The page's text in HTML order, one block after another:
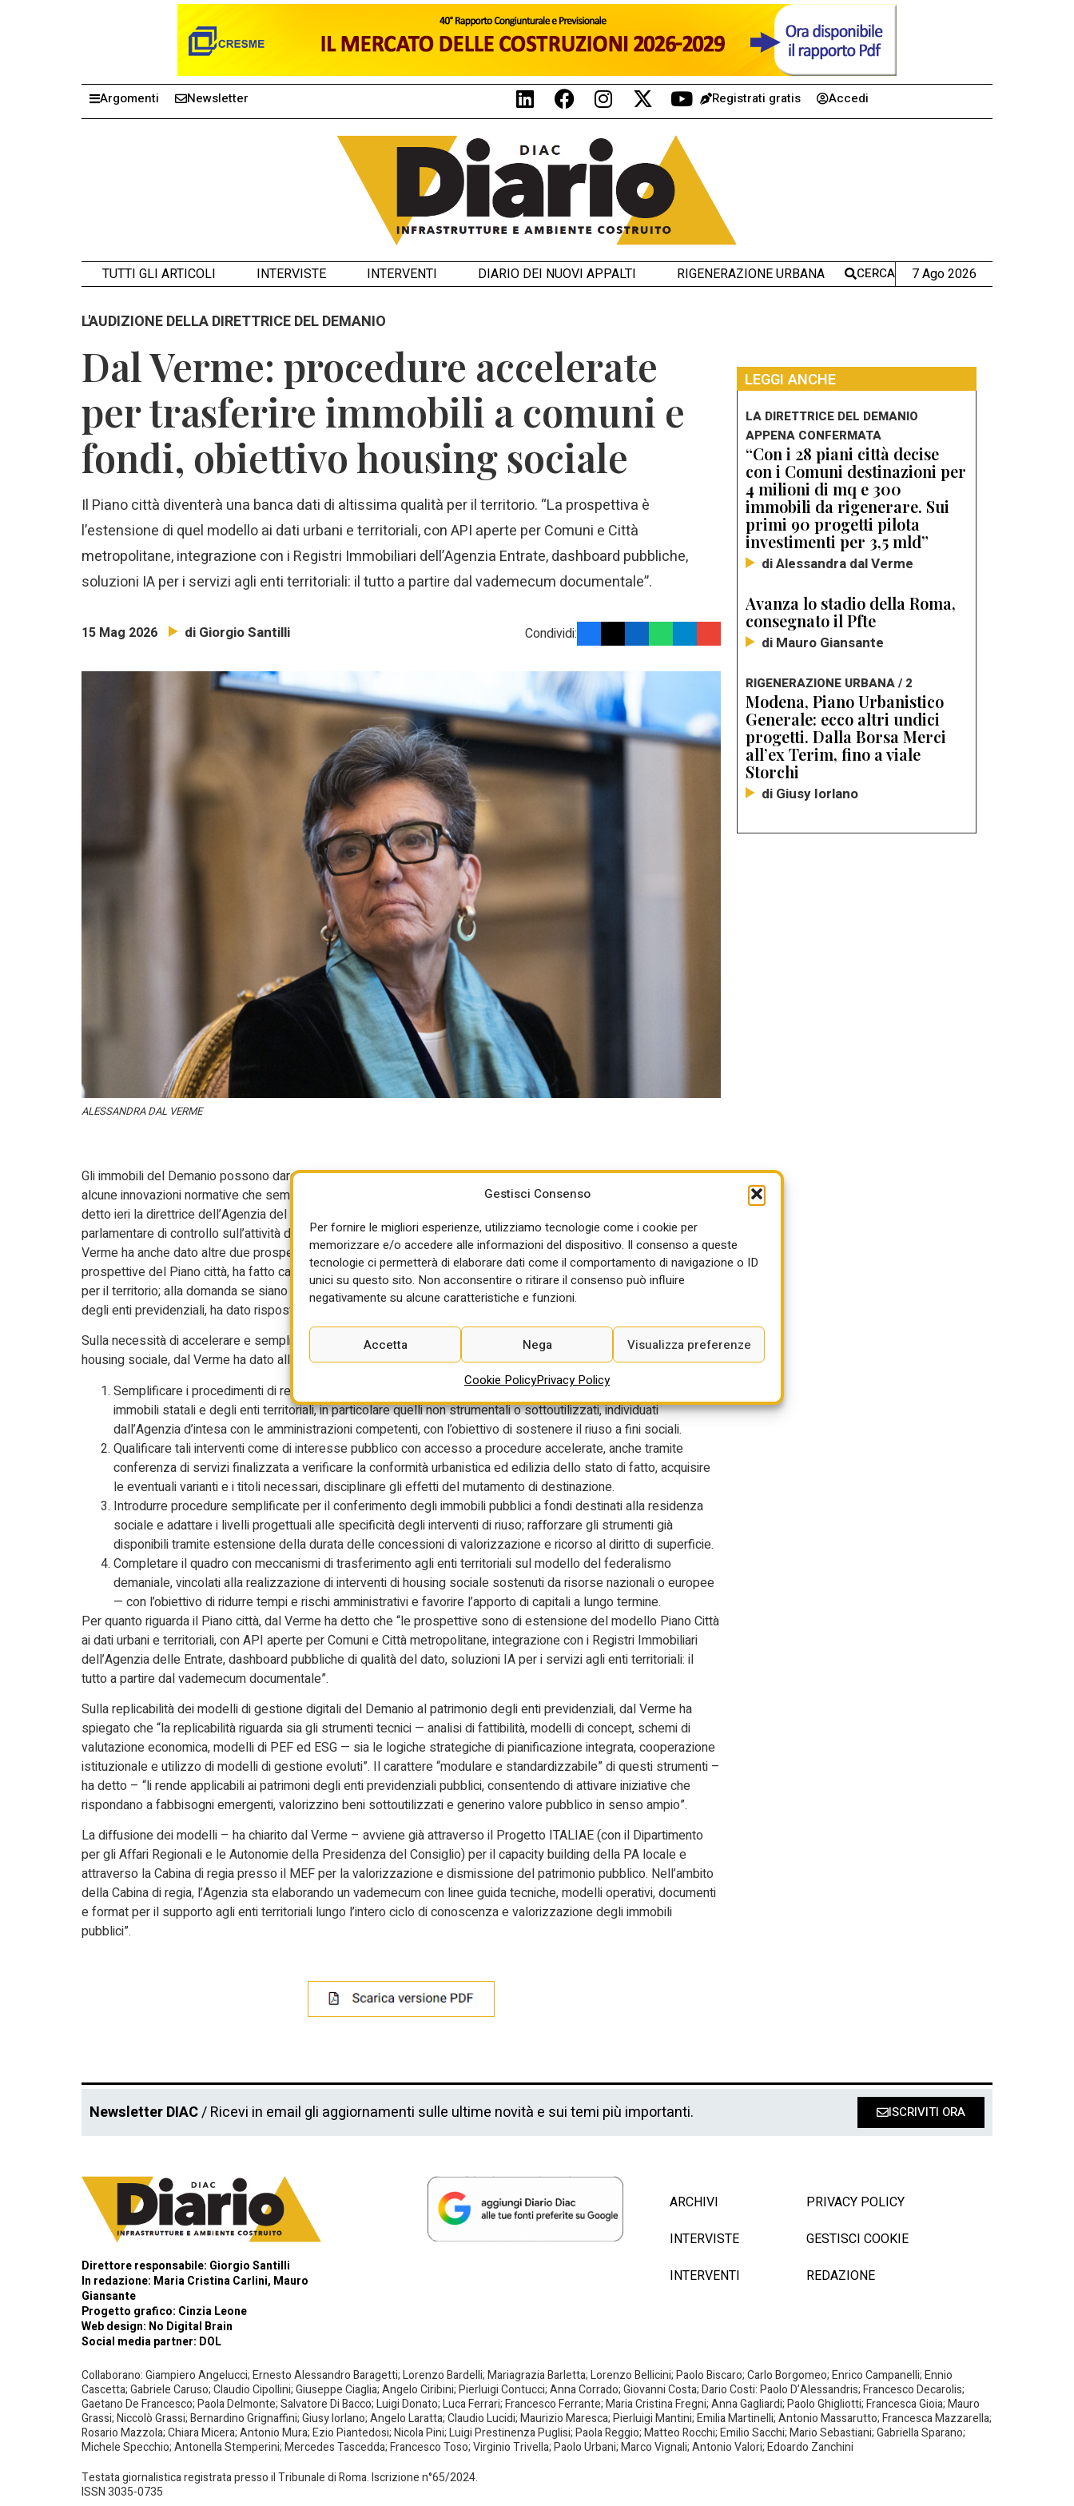
Gestisci Consenso
Per fornire le migliori esperienze, utilizziamo tecnologie come i cookie per
memorizzare e/o accedere alle informazioni del dispositivo. Il consenso a queste
tecnologie ci permetterà di elaborare dati come il comportamento di navigazione o ID
unici su questo sito. Non acconsentire o ritirare il consenso può influire
negativamente su alcune caratteristiche e funzioni.
Accetta Nega Visualizza preferenze
Cookie PolicyPrivacy Policy
Argomenti Newsletter Registrati gratis Accedi
TUTTI GLI ARTICOLI INTERVISTE INTERVENTI DIARIO DEI NUOVI APPALTI RIGENERAZIONE URBANA CERCA 7 Ago 2026
L'AUDIZIONE DELLA DIRETTRICE DEL DEMANIO
Dal Verme: procedure accelerate
per trasferire immobili a comuni e
fondi, obiettivo housing sociale
Il Piano città diventerà una banca dati di altissima qualità per il territorio. “La prospettiva è
l’estensione di quel modello ai dati urbani e territoriali, con API aperte per Comuni e Città
metropolitane, integrazione con i Registri Immobiliari dell’Agenzia Entrate, dashboard pubbliche,
soluzioni IA per i servizi agli enti territoriali: il tutto a partire dal vademecum documentale”.
15 Mag 2026 di Giorgio Santilli Condividi:
ALESSANDRA DAL VERME
Gli immobili del Demanio possono dare un contributo importante alle nuove politiche abitative, ma c’è bisogno di
alcune innovazioni normative che semplifichino le procedure per il loro trasferimento a fondi ed enti locali. Lo ha
detto ieri la direttrice dell’Agenzia del Demanio, Alessandra dal Verme, nel corso di un’audizione alla commissione
parlamentare di controllo sull’attività degli Enti gestori di forme obbligatorie di previdenza e assistenza sociale. Dal
Verme ha anche dato altre due prospettive interessanti per il futuro degli immobili pubblici: parlando delle
prospettive del Piano città, ha fatto capire che l’evoluzione prevista è che diventi una banca dati di altissima qualità
per il territorio; alla domanda se siano replicabili i modelli utilizzati dal Demanio per il suo patrimonio anche a quello
degli enti previdenziali, ha dato risposta affermativa ad alcune condizioni.
Sulla necessità di accelerare e semplificare le procedure per trasferire gli immobili del Demanio in funzione di
housing sociale, dal Verme ha dato alla commissione, che glielo aveva chiesto, quattro indicazioni:
Semplificare i procedimenti di regolarizzazione urbanistico-edilizia e di cambio di destinazione d’uso degli
immobili statali e degli enti territoriali, in particolare quelli non strumentali o sottoutilizzati, individuati
dall’Agenzia d’intesa con le amministrazioni competenti, con l’obiettivo di sostenere il riuso a fini sociali.
Qualificare tali interventi come di interesse pubblico con accesso a procedure accelerate, anche tramite
conferenza di servizi finalizzata a verificare la conformità urbanistica ed edilizia dello stato di fatto, acquisire
le eventuali varianti e i titoli necessari, disciplinare gli effetti del mutamento di destinazione.
Introdurre procedure semplificate per il conferimento degli immobili pubblici a fondi destinati alla residenza
sociale e adattare i livelli progettuali alle specificità degli interventi di riuso; rafforzare gli strumenti già
disponibili tramite estensione della durata delle concessioni di valorizzazione e ricorso al diritto di superficie.
Completare il quadro con meccanismi di trasferimento agli enti territoriali sul modello del federalismo
demaniale, vincolati alla realizzazione di interventi di housing sociale sostenuti da risorse nazionali o europee
— con l’obiettivo di ridurre tempi e rischi amministrativi e favorire l’apporto di capitali a lungo termine.
Per quanto riguarda il Piano città, dal Verme ha detto che “le prospettive sono di estensione del modello Piano Città
ai dati urbani e territoriali, con API aperte per Comuni e Città metropolitane, integrazione con i Registri Immobiliari
dell’Agenzia delle Entrate, dashboard pubbliche di qualità del dato, soluzioni IA per i servizi agli enti territoriali: il
tutto a partire dal vademecum documentale”.
Sulla replicabilità dei modelli di gestione digitali del Demanio al patrimonio degli enti previdenziali, dal Verme ha
spiegato che “la replicabilità riguarda sia gli strumenti tecnici — analisi di fattibilità, modelli di concept, schemi di
valutazione economica, modelli di PEF ed ESG — sia le logiche strategiche di pianificazione integrata, cooperazione
istituzionale e utilizzo di modelli di gestione evoluti”. Il carattere “modulare e standardizzabile” di questi strumenti –
ha detto – “li rende applicabili ai patrimoni degli enti previdenziali pubblici, consentendo di attivare iniziative che
rispondano a fabbisogni emergenti, valorizzino beni sottoutilizzati e generino valore pubblico in senso ampio”.
La diffusione dei modelli – ha chiarito dal Verme – avviene già attraverso il Progetto ITALIAE (con il Dipartimento
per gli Affari Regionali e le Autonomie della Presidenza del Consiglio) per il capacity building della PA locale e
attraverso la Cabina di regia presso il MEF per la valorizzazione e dismissione del patrimonio pubblico. Nell’ambito
della Cabina di regia, l’Agenzia sta elaborando un vademecum con linee guida tecniche, modelli operativi, documenti
e format per il supporto agli enti territoriali lungo l’intero ciclo di conoscenza e valorizzazione degli immobili
pubblici”.
LEGGI ANCHE
LA DIRETTRICE DEL DEMANIO
APPENA CONFERMATA
“Con i 28 piani città decise
con i Comuni destinazioni per
4 milioni di mq e 300
immobili da rigenerare. Sui
primi 90 progetti pilota
investimenti per 3,5 mld”
di Alessandra dal Verme
Avanza lo stadio della Roma,
consegnato il Pfte
di Mauro Giansante
RIGENERAZIONE URBANA / 2
Modena, Piano Urbanistico
Generale: ecco altri undici
progetti. Dalla Borsa Merci
all’ex Terim, fino a viale
Storchi
di Giusy Iorlano
Newsletter DIAC/ Ricevi in email gli aggiornamenti sulle ultime novità e sui temi più importanti. ISCRIVITI ORA
Direttore responsabile: Giorgio Santilli
In redazione: Maria Cristina Carlini, Mauro
Giansante
Progetto grafico: Cinzia Leone
Web design: No Digital Brain
Social media partner: DOL
ARCHIVI
INTERVISTE
INTERVENTI
PRIVACY POLICY
GESTISCI COOKIE
REDAZIONE
Collaborano: Giampiero Angelucci; Ernesto Alessandro Baragetti; Lorenzo Bardelli; Mariagrazia Barletta; Lorenzo Bellicini; Paolo Biscaro; Carlo Borgomeo; Enrico Campanelli; Ennio
Cascetta; Gabriele Caruso; Claudio Cipollini; Giuseppe Ciaglia; Angelo Ciribini; Pierluigi Contucci; Anna Corrado; Giovanni Costa; Dario Costi: Paolo D’Alessandris; Francesco Decarolis;
Gaetano De Francesco; Paola Delmonte; Salvatore Di Bacco; Luigi Donato; Luca Ferrari; Francesco Ferrante; Maria Cristina Fregni; Anna Gagliardi; Paolo Ghigliotti; Francesca Gioia; Mauro
Grassi; Niccolò Grassi; Bernardino Grignaffini; Giusy Iorlano; Angelo Laratta; Claudio Lucidi; Maurizio Maresca; Pierluigi Mantini; Emilia Martinelli; Antonio Massarutto; Francesca Mazzarella;
Rosario Mazzola; Chiara Micera; Antonio Mura; Ezio Piantedosi; Nicola Pini; Luigi Prestinenza Puglisi; Paola Reggio; Matteo Rocchi; Emilio Sacchi; Mario Sebastiani; Gabriella Sparano;
Michele Specchio; Antonella Stemperini; Mercedes Tascedda; Francesco Toso; Virginio Trivella; Paolo Urbani; Marco Vignali; Antonio Valori; Edoardo Zanchini
Testata giornalistica registrata presso il Tribunale di Roma. Iscrizione n°65/2024.
ISSN 3035-0735